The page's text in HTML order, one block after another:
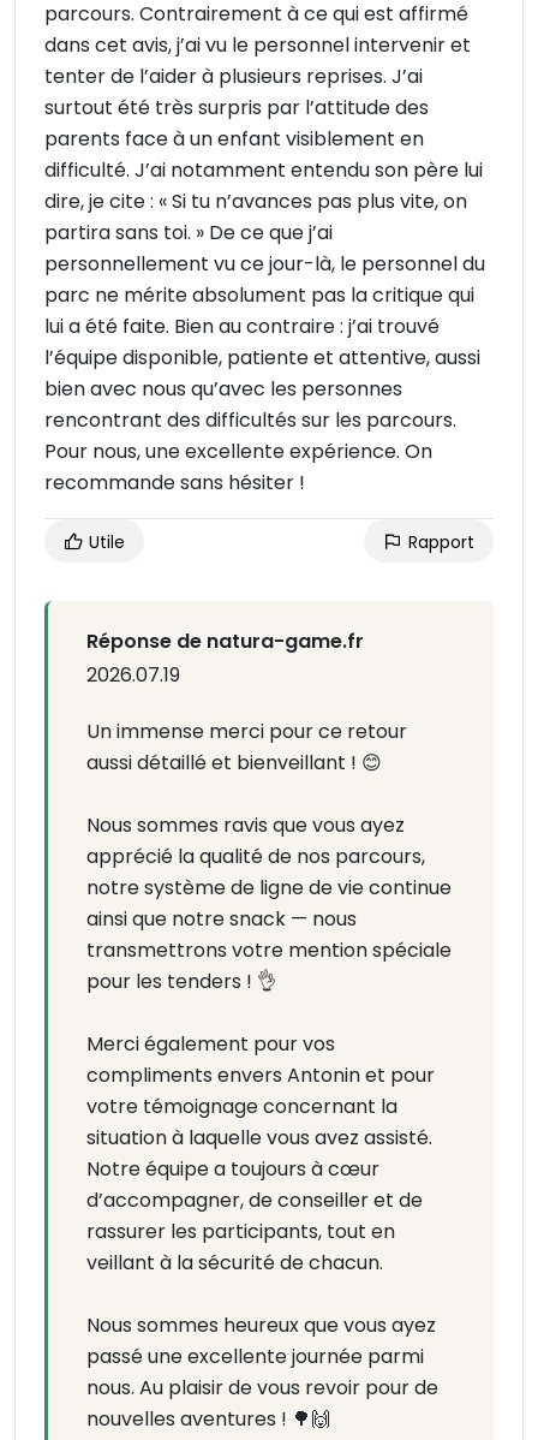
parcours. Contrairement à ce qui est affirmé
dans cet avis, j’ai vu le personnel intervenir et
tenter de l’aider à plusieurs reprises. J’ai
surtout été très surpris par l’attitude des
parents face à un enfant visiblement en
difficulté. J’ai notamment entendu son père lui
dire, je cite : « Si tu n’avances pas plus vite, on
partira sans toi. » De ce que j’ai
personnellement vu ce jour-là, le personnel du
parc ne mérite absolument pas la critique qui
lui a été faite. Bien au contraire : j’ai trouvé
l’équipe disponible, patiente et attentive, aussi
bien avec nous qu’avec les personnes
rencontrant des difficultés sur les parcours.
Pour nous, une excellente expérience. On
recommande sans hésiter !
Utile Rapport
Réponse de natura-game.fr
2026.07.19
Un immense merci pour ce retour
aussi détaillé et bienveillant ! 😊
Nous sommes ravis que vous ayez
apprécié la qualité de nos parcours,
notre système de ligne de vie continue
ainsi que notre snack — nous
transmettrons votre mention spéciale
pour les tenders ! 👌
Merci également pour vos
compliments envers Antonin et pour
votre témoignage concernant la
situation à laquelle vous avez assisté.
Notre équipe a toujours à cœur
d’accompagner, de conseiller et de
rassurer les participants, tout en
veillant à la sécurité de chacun.
Nous sommes heureux que vous ayez
passé une excellente journée parmi
nous. Au plaisir de vous revoir pour de
nouvelles aventures ! 🌳🙌